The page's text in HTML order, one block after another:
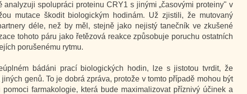
analyzuji spolupráci proteinu CRY1 s jinými „časovými proteiny" v
mutace škodit biologickým hodinám. Už zjistili, že mutovaný
déle, než by měl, stejně jako nejistý tanečník ve zkušené
tohoto páru jako řetězová reakce způsobuje poruchu ostatních
porušenému rytmu.
bádáni prací biologických hodin, lze s jistotou tvrdit, že
genů. To je dobrá zpráva, protože v tomto případě mohou být
farmakologie, která bude maximalizovat příznivý účinek a